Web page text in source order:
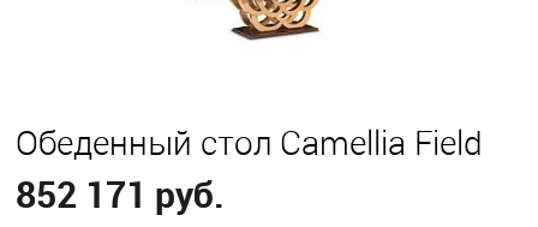
Обеденный стол Camellia Field
852 171 руб.